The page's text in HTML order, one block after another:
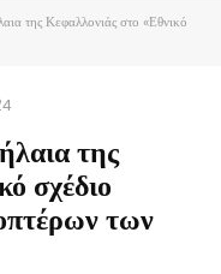
της Κεφαλλονιάς στο «Εθνικό
της
σχέδιο
των